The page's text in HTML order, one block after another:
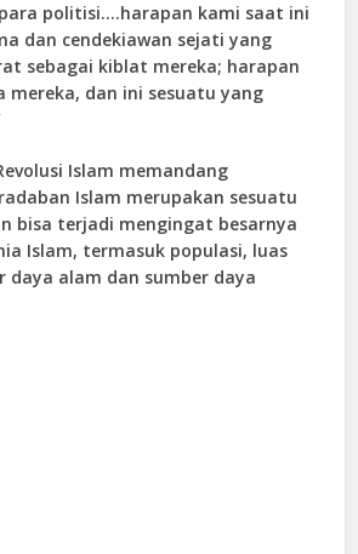
politisi….harapan kami saat ini
dan cendekiawan sejati yang
sebagai kiblat mereka; harapan
mereka, dan ini sesuatu yang
Islam memandang
Islam merupakan sesuatu
bisa terjadi mengingat besarnya
Islam, termasuk populasi, luas
daya alam dan sumber daya